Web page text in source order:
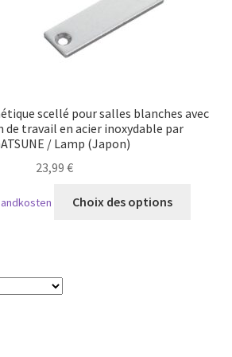
scellé pour salles blanches avec
de travail en acier inoxydable par
/ Lamp (Japon)
23,99 €
Choix des options